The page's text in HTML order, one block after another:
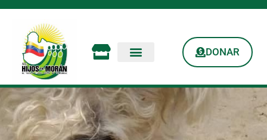
DONAR